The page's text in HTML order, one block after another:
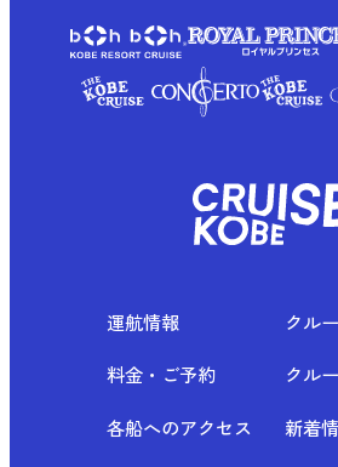
運航情報
クル
料金・ご予約
クル
各船へのアクセス
新着